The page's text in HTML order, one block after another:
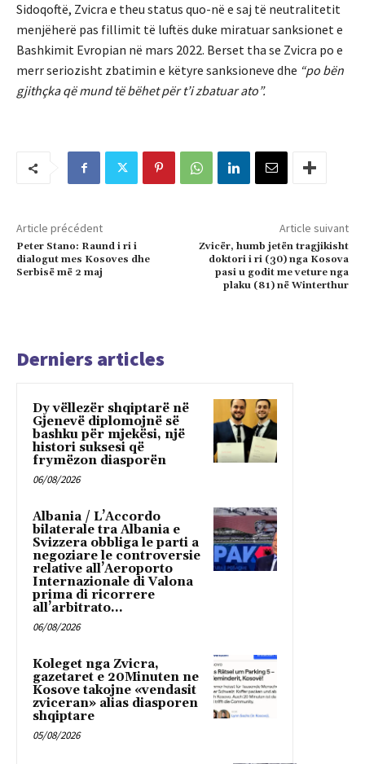
Sidoqoftë, Zvicra e theu status quo-në e saj të neutralitetit
menjëherë pas fillimit të luftës duke miratuar sanksionet e
Bashkimit Evropian në mars 2022. Berset tha se Zvicra po e
merr seriozisht zbatimin e këtyre sanksioneve dhe “po bën
gjithçka që mund të bëhet për t’i zbatuar ato”.
Article précédent
Peter Stano: Raund i ri i
dialogut mes Kosoves dhe
Serbisë më 2 maj
Article suivant
Zvicër, humb jetën tragjikisht
doktori i ri (30) nga Kosova
pasi u godit me veture nga
plaku (81) në Winterthur
Derniers articles
Dy vëllezër shqiptarë në
Gjenevë diplomojnë së
bashku për mjekësi, një
histori suksesi që
frymëzon diasporën
06/08/2026
Albania / L’Accordo
bilaterale tra Albania e
Svizzera obbliga le parti a
negoziare le controversie
relative all’Aeroporto
Internazionale di Valona
prima di ricorrere
all’arbitrato...
06/08/2026
Koleget nga Zvicra,
gazetaret e 20Minuten ne
Kosove takojne «vendasit
zviceran» alias diasporen
shqiptare
05/08/2026